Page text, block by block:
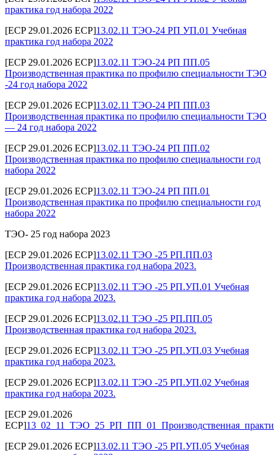
практика год набора 2022
[ECP 29.01.2026 ECP]13.02.11 ТЭО-24 РП УП.01 Учебная
практика год набора 2022
[ECP 29.01.2026 ECP]13.02.11 ТЭО-24 РП ПП.05
Производственная практика по профилю специальности ТЭО
-24 год набора 2022
[ECP 29.01.2026 ECP]13.02.11 ТЭО-24 РП ПП.03
Производственная практика по профилю специальности ТЭО
— 24 год набора 2022
[ECP 29.01.2026 ECP]13.02.11 ТЭО-24 РП ПП.02
Производственная практика по профилю специальности год
набора 2022
[ECP 29.01.2026 ECP]13.02.11 ТЭО-24 РП ПП.01
Производственная практика по профилю специальности год
набора 2022
ТЭО- 25 год набора 2023
[ECP 29.01.2026 ECP]13.02.11 ТЭО -25 РП.ПП.03
Производственная практика год набора 2023.
[ECP 29.01.2026 ECP]13.02.11 ТЭО -25 РП.УП.01 Учебная
практика год набора 2023.
[ECP 29.01.2026 ECP]13.02.11 ТЭО -25 РП.ПП.05
Производственная практика год набора 2023.
[ECP 29.01.2026 ECP]13.02.11 ТЭО -25 РП.УП.03 Учебная
практика год набора 2023.
[ECP 29.01.2026 ECP]13.02.11 ТЭО -25 РП.УП.02 Учебная
практика год набора 2023.
[ECP 29.01.2026
ECP]
[ECP 29.01.2026 ECP]13.02.11 ТЭО -25 РП.УП.05 Учебная